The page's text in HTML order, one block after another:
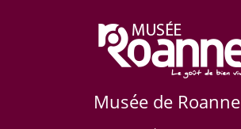
Musée de Roanne